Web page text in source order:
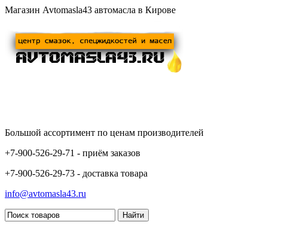
Магазин Avtomasla43 автомасла в Кирове
Большой ассортимент по ценам производителей
+7-900-526-29-71 - приём заказов
+7-900-526-29-73 - доставка товара
info@avtomasla43.ru